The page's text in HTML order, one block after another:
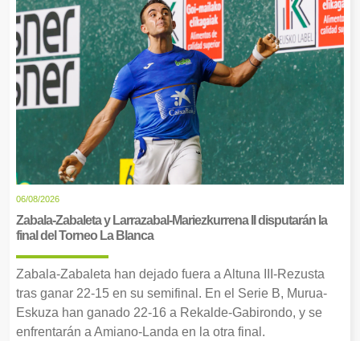
06/08/2026
Zabala-Zabaleta y Larrazabal-Mariezkurrena II disputarán la
final del Torneo La Blanca
Zabala-Zabaleta han dejado fuera a Altuna III-Rezusta
tras ganar 22-15 en su semifinal. En el Serie B, Murua-
Eskuza han ganado 22-16 a Rekalde-Gabirondo, y se
enfrentarán a Amiano-Landa en la otra final.